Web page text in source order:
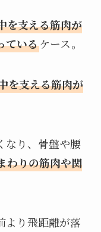
を支える筋肉が
ているケース。
を支える筋肉が
なり、骨盤や腰
わりの筋肉や関
より飛距離が落